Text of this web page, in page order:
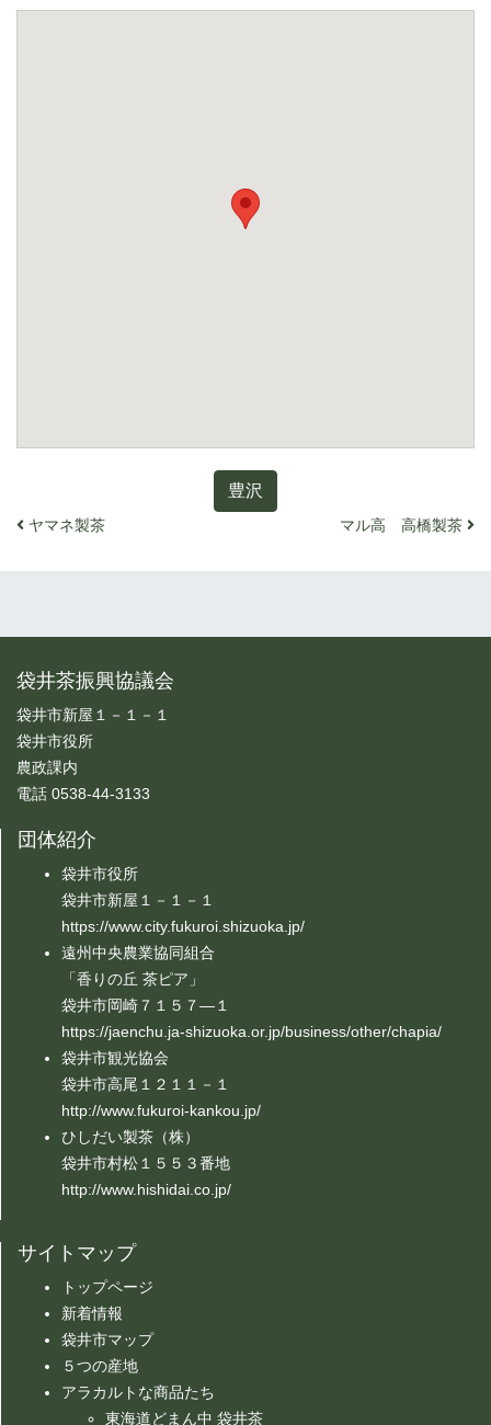
豊沢
投稿ナビゲーション
ヤマネ製茶 マル高 高橋製茶
袋井茶振興協議会
袋井市新屋１－１－１
袋井市役所
農政課内
電話 0538-44-3133
団体紹介
袋井市役所
袋井市新屋１－１－１
https://www.city.fukuroi.shizuoka.jp/
遠州中央農業協同組合
「香りの丘 茶ピア」
袋井市岡崎７１５７―１
https://jaenchu.ja-shizuoka.or.jp/business/other/chapia/
袋井市観光協会
袋井市高尾１２１１－１
http://www.fukuroi-kankou.jp/
ひしだい製茶（株）
袋井市村松１５５３番地
http://www.hishidai.co.jp/
サイトマップ
トップページ
新着情報
袋井市マップ
５つの産地
アラカルトな商品たち
東海道どまん中 袋井茶